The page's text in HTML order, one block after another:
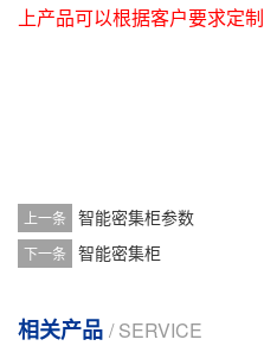
上产品可以根据客户要求定制
上一条 智能密集柜参数
下一条 智能密集柜
相关产品 / SERVICE